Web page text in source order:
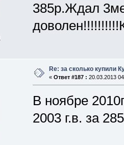
385р.Ждал
Re: за сколько купили
« Ответ #187 : 20.03.2013
В ноябре
2003 г.в. за